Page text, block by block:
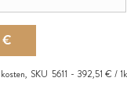
€
, SKU 5611 392,51 € /